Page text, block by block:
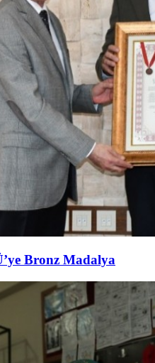
Bronz Madalya